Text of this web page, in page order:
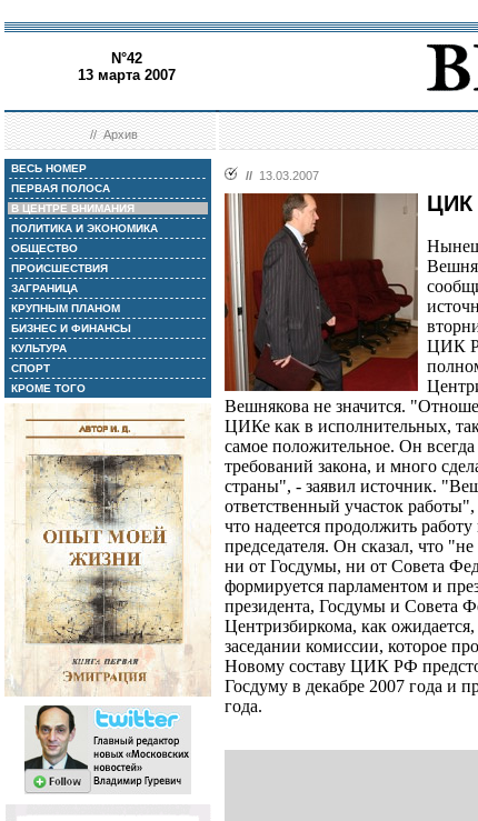
N°42
13 марта 2007
//Архив
ВЕСЬ НОМЕР
ПЕРВАЯ ПОЛОСА
В ЦЕНТРЕ ВНИМАНИЯ
ПОЛИТИКА И ЭКОНОМИКА
ОБЩЕСТВО
ПРОИСШЕСТВИЯ
ЗАГРАНИЦА
КРУПНЫМ ПЛАНОМ
БИЗНЕС И ФИНАНСЫ
КУЛЬТУРА
СПОРТ
КРОМЕ ТОГО
// 13.03.2007
ЦИК
ЦИК
Вешнякова не значится.
ЦИКе как в исполнительных,
самое положительное. Он
требований закона, и много
страны", - заявил источник.
ответственный участок
что надеется продолжить
председателя. Он сказал, что
ни от Госдумы, ни от Совета
формируется парламентом и
президента, Госдумы и Совета
Центризбиркома, как
заседании комиссии, которое
Новому составу ЦИК РФ
Госдуму в декабре 2007 года и
года.